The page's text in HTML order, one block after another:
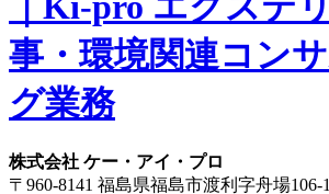
株式会社 ケー・アイ・プロ
〒960-8141 福島県福島市渡利字舟場106-1